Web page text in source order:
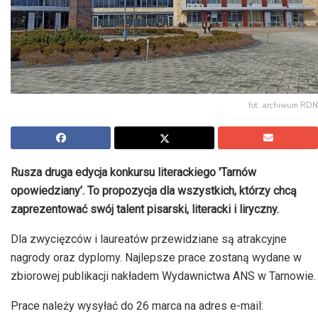
fot. archiwum RDN
Rusza druga edycja konkursu literackiego 'Tarnów
opowiedziany’. To propozycja dla wszystkich, którzy chcą
zaprezentować swój talent pisarski, literacki i liryczny.
Dla zwycięzców i laureatów przewidziane są atrakcyjne
nagrody oraz dyplomy. Najlepsze prace zostaną wydane w
zbiorowej publikacji nakładem Wydawnictwa ANS w Tarnowie.
Prace należy wysyłać do 26 marca na adres e-mail: